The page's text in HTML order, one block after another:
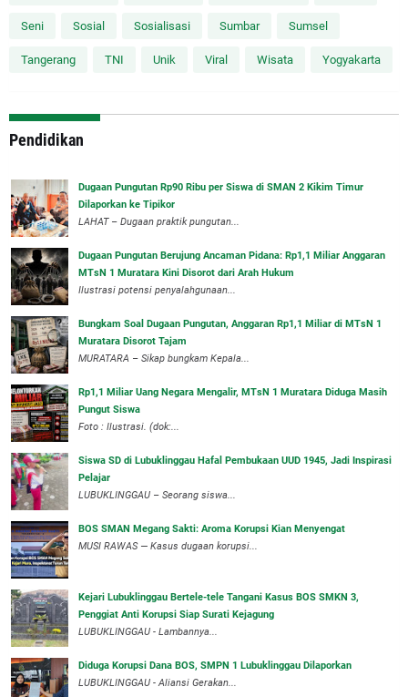
Seni Sosial Sosialisasi Sumbar Sumsel
Tangerang TNI Unik Viral Wisata Yogyakarta
Pendidikan
Dugaan Pungutan Rp90 Ribu per Siswa di SMAN 2 Kikim Timur
Dilaporkan ke Tipikor
LAHAT – Dugaan praktik pungutan...
Dugaan Pungutan Berujung Ancaman Pidana: Rp1,1 Miliar Anggaran
MTsN 1 Muratara Kini Disorot dari Arah Hukum
Ilustrasi potensi penyalahgunaan...
Bungkam Soal Dugaan Pungutan, Anggaran Rp1,1 Miliar di MTsN 1
Muratara Disorot Tajam
‎MURATARA – Sikap bungkam Kepala...
‎Rp1,1 Miliar Uang Negara Mengalir, MTsN 1 Muratara Diduga Masih
Pungut Siswa
Foto : Ilustrasi. (dok:...
Siswa SD di Lubuklinggau Hafal Pembukaan UUD 1945, Jadi Inspirasi
Pelajar
LUBUKLINGGAU – Seorang siswa...
BOS SMAN Megang Sakti: Aroma Korupsi Kian Menyengat
MUSI RAWAS — Kasus dugaan korupsi...
Kejari Lubuklinggau Bertele-tele Tangani Kasus BOS SMKN 3,
Penggiat Anti Korupsi Siap Surati Kejagung
LUBUKLINGGAU - Lambannya...
Diduga Korupsi Dana BOS, SMPN 1 Lubuklinggau Dilaporkan
LUBUKLINGGAU - Aliansi Gerakan...